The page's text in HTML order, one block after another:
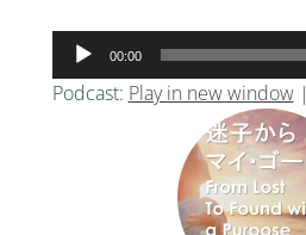
声
プ
00:00
Podcast: Play in new window|